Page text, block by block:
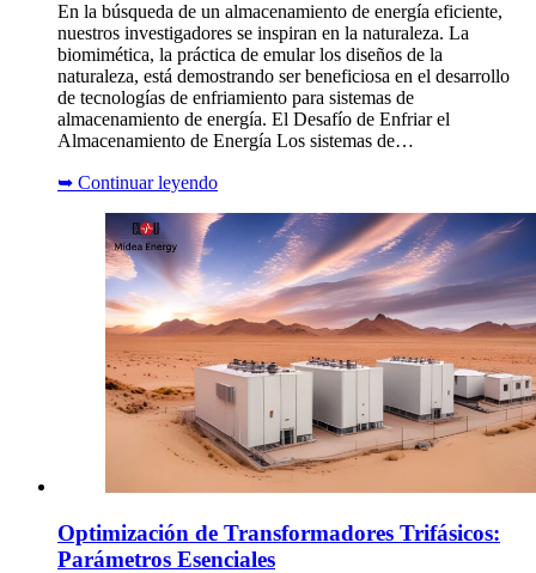
En la búsqueda de un almacenamiento de energía eficiente,
nuestros investigadores se inspiran en la naturaleza. La
biomimética, la práctica de emular los diseños de la
naturaleza, está demostrando ser beneficiosa en el desarrollo
de tecnologías de enfriamiento para sistemas de
almacenamiento de energía. El Desafío de Enfriar el
Almacenamiento de Energía Los sistemas de…
➥ Continuar leyendo
Optimización de Transformadores Trifásicos:
Parámetros Esenciales